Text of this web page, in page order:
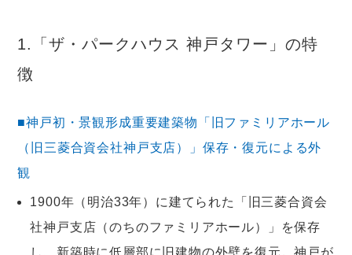
1.「ザ・パークハウス 神戸タワー」の特
徴
■神戸初・景観形成重要建築物「旧ファミリアホール
（旧三菱合資会社神戸支店）」保存・復元による外
観
1900年（明治33年）に建てられた「旧三菱合資会
社神戸支店（のちのファミリアホール）」を保存